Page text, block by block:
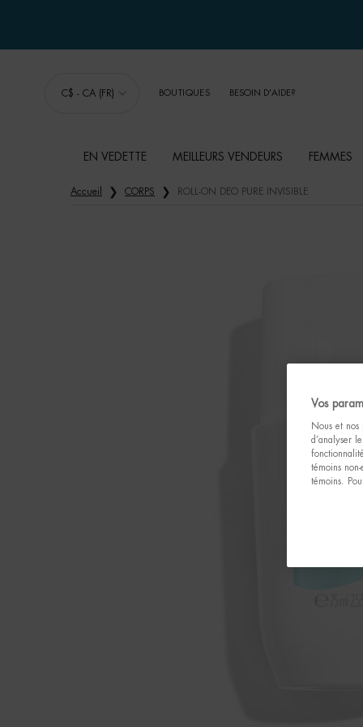
C$ - CA (FR) BOUTIQUES BESOIN D'AIDE?
EN VEDETTE MEILLEURS VENDEURS FEMMES
Accueil CORPS ROLL-ON DEO PURE INVISIBLE
Vos
Nous et nos
d’analyser
témoins
témoins.